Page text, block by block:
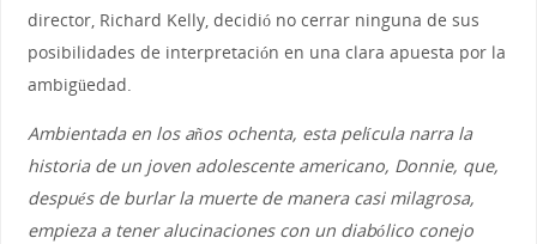
director, Richard Kelly, decidió no cerrar ninguna de sus
posibilidades de interpretación en una clara apuesta por la
ambigüedad.
Ambientada en los años ochenta, esta película narra la
historia de un joven adolescente americano, Donnie, que,
después de burlar la muerte de manera casi milagrosa,
empieza a tener alucinaciones con un diabólico conejo